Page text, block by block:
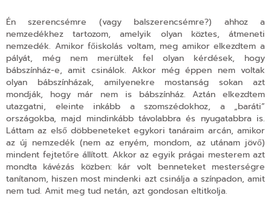
Én szerencsémre (vagy balszerencsémre?) ahhoz a
nemzedékhez tartozom, amelyik olyan köztes, átmeneti
nemzedék. Amikor főiskolás voltam, meg amikor elkezdtem a
pályát, még nem merültek fel olyan kérdések, hogy
bábszínház-e, amit csinálok. Akkor még éppen nem voltak
olyan bábszínházak, amilyenekre mostanság sokan azt
mondják, hogy már nem is bábszínház. Aztán elkezdtem
utazgatni, eleinte inkább a szomszédokhoz, a „baráti”
országokba, majd mindinkább távolabbra és nyugatabbra is.
Láttam az első döbbeneteket egykori tanáraim arcán, amikor
az új nemzedék (nem az enyém, mondom, az utánam jövő)
mindent fejtetőre állított. Akkor az egyik prágai mesterem azt
mondta kávézás közben: kár volt benneteket mesterségre
tanítanom, hiszen most mindenki azt csinálja a színpadon, amit
nem tud. Amit meg tud netán, azt gondosan eltitkolja.